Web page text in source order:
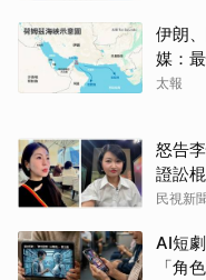
伊朗
媒：
太報
怒告
證訟
民視新
AI短
「角